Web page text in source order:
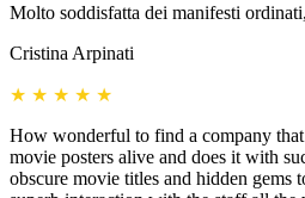
Molto soddisfatta dei manifesti
Cristina Arpinati
★ ★ ★ ★ ★
How wonderful to find a company
movie posters alive and does it with
obscure movie titles and hidden gems